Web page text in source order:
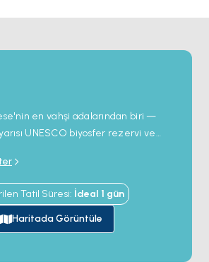
en vahşi adalarından biri —
UNESCO biyosfer rezervi ve
500'ün altında, kıyı büyük
ortaçağ kalıntılarıyla dolu:
Chorio, terk edilmiş Agios
Charkadio Mağarası
Livadiaana liman — birkaç
Tatil Süresi: İdeal 1 gün
Haritada Görüntüle